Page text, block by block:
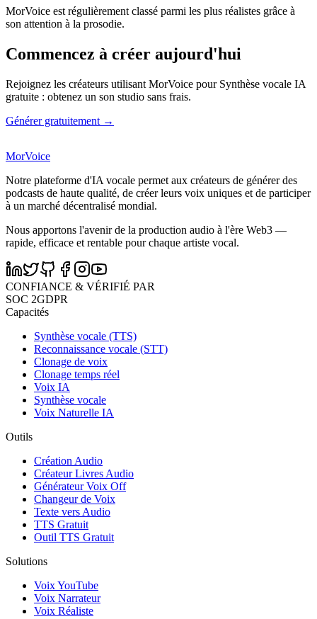
MorVoice est régulièrement classé parmi les plus réalistes grâce à
son attention à la prosodie.
Commencez à créer aujourd'hui
Rejoignez les créateurs utilisant MorVoice pour Synthèse vocale IA
gratuite : obtenez un son studio sans frais.
Générer gratuitement →
MorVoice
Notre plateforme d'IA vocale permet aux créateurs de générer des
podcasts de haute qualité, de créer leurs voix uniques et de participer
à un marché décentralisé mondial.
Nous apportons l'avenir de la production audio à l'ère Web3 —
rapide, efficace et rentable pour chaque artiste vocal.
CONFIANCE & VÉRIFIÉ PAR
SOC 2GDPR
Capacités
Synthèse vocale (TTS)
Reconnaissance vocale (STT)
Clonage de voix
Clonage temps réel
Voix IA
Synthèse vocale
Voix Naturelle IA
Outils
Création Audio
Créateur Livres Audio
Générateur Voix Off
Changeur de Voix
Texte vers Audio
TTS Gratuit
Outil TTS Gratuit
Solutions
Voix YouTube
Voix Narrateur
Voix Réaliste